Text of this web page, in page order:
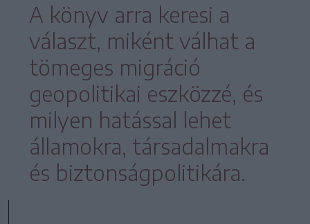
A könyv arra keresi a
választ, miként válhat a
tömeges migráció
geopolitikai eszközzé, és
milyen hatással lehet
államokra, társadalmakra
és biztonságpolitikára.